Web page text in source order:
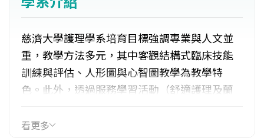
慈濟大學護理學系培育目標強調專業與人文並
重，教學方法多元，其中客觀結構式臨床技能
訓練與評估、人形圖與心智圖教學為教學特
色。此外，透過服務學習活動（舒適護理及蘭
專業與人文之學習。每年舉辦生涯規劃座談、
看更多